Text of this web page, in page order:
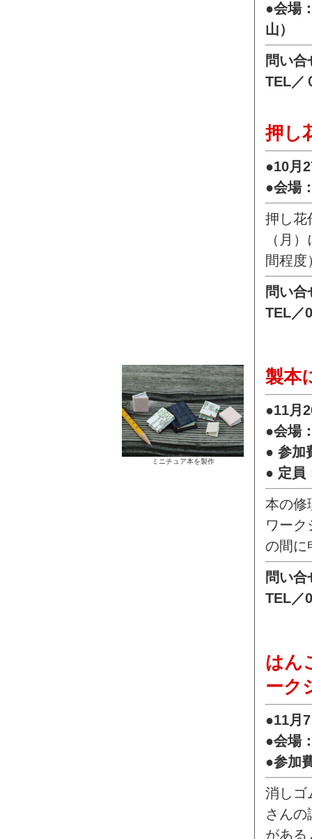
●会場
山）
問い
TEL／
押し
●10月
●会場
押し花
（月
間程度
問い合
TEL／
ミニチュア本を製作
製本
●11月
●会場
● 参加
● 定員
本の修
ワーク
の間に
問い
TEL／
はん
ーク
●11月
●会場
●参加
消しゴ
さんの
がある